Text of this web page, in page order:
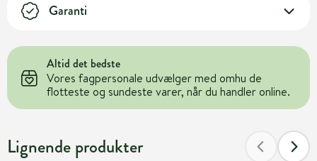
Garanti
Altid det bedste
Vores fagpersonale udvælger med omhu de
flotteste og sundeste varer, når du handler online.
Lignende produkter